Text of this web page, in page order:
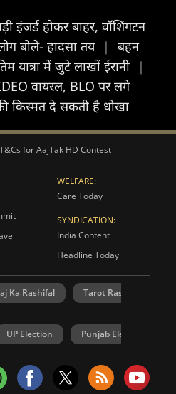
इंजर्ड होकर बाहर, वॉश‍िंगटन
बोले- हादसा तय |
बहन
में जुटे लाखों ईरानी
|
वायरल, BLO पर लगे
किस्मत दे सकती है धोखा
T&Cs for AajTak HD Contest
WELFARE:
Care Today
SYNDICATION:
India Content
Headline Today
Ka Rashifal Tarot Rashifal
UP Election Punjab Election